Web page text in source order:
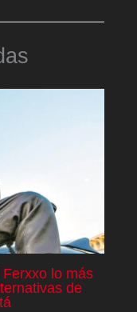
lo más
de